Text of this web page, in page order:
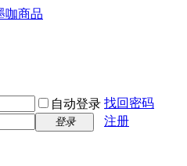
咖商品
自动登录 找回密码
登录
注册